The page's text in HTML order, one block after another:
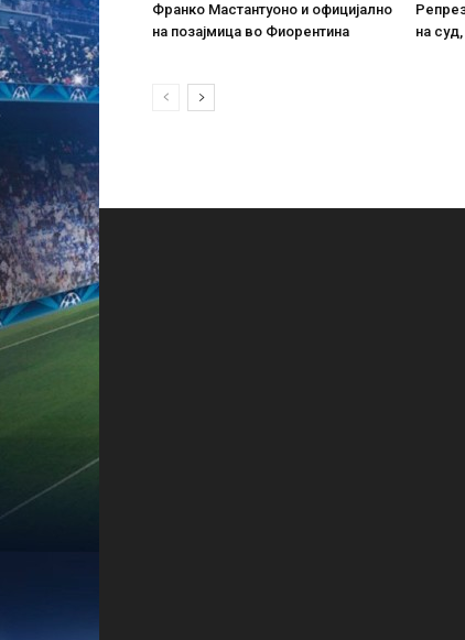
Франко Мастантуоно и официјално
на позајмица во Фиорентина
на